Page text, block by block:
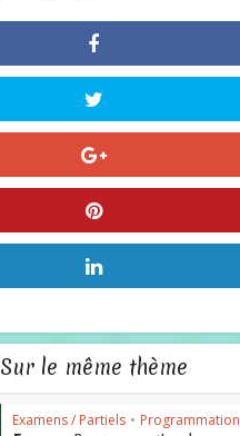
Sur le même thème
Examens / Partiels • Programmation